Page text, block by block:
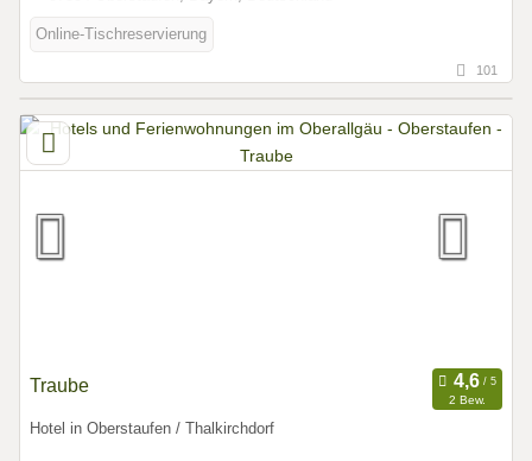
Online-Tischreservierung
101
Traube
2 Bew.
Hotel in Oberstaufen / Thalkirchdorf